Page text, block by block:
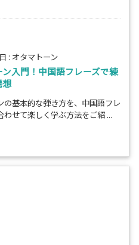
: オタマトーン
ン入門！中国語フレーズで練
想
の基本的な弾き方を、中国語フレ
わせて楽しく学ぶ方法をご紹 ...